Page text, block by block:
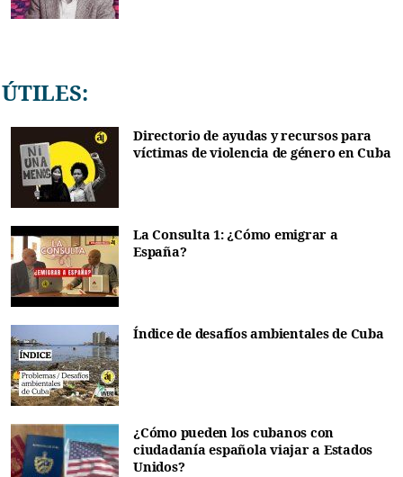
ÚTILES:
Directorio de ayudas y recursos para
víctimas de violencia de género en Cuba
La Consulta 1: ¿Cómo emigrar a
España?
Índice de desafíos ambientales de Cuba
¿Cómo pueden los cubanos con
ciudadanía española viajar a Estados
Unidos?